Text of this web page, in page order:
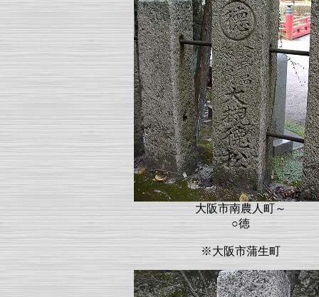
大阪市南農人町～
○徳
※大阪市蒲生町